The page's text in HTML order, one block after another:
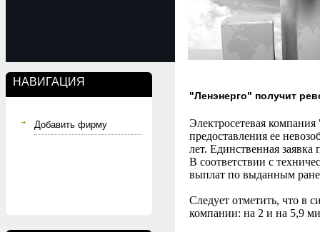
НАВИГАЦИЯ
Добавить фирму
"Ленэнерго" получит
Электросетевая
предоставления ее
лет. Единственная
В соответствии с
выплат по выданным
Следует отметить, что в
компании: на 2 и на 5,9